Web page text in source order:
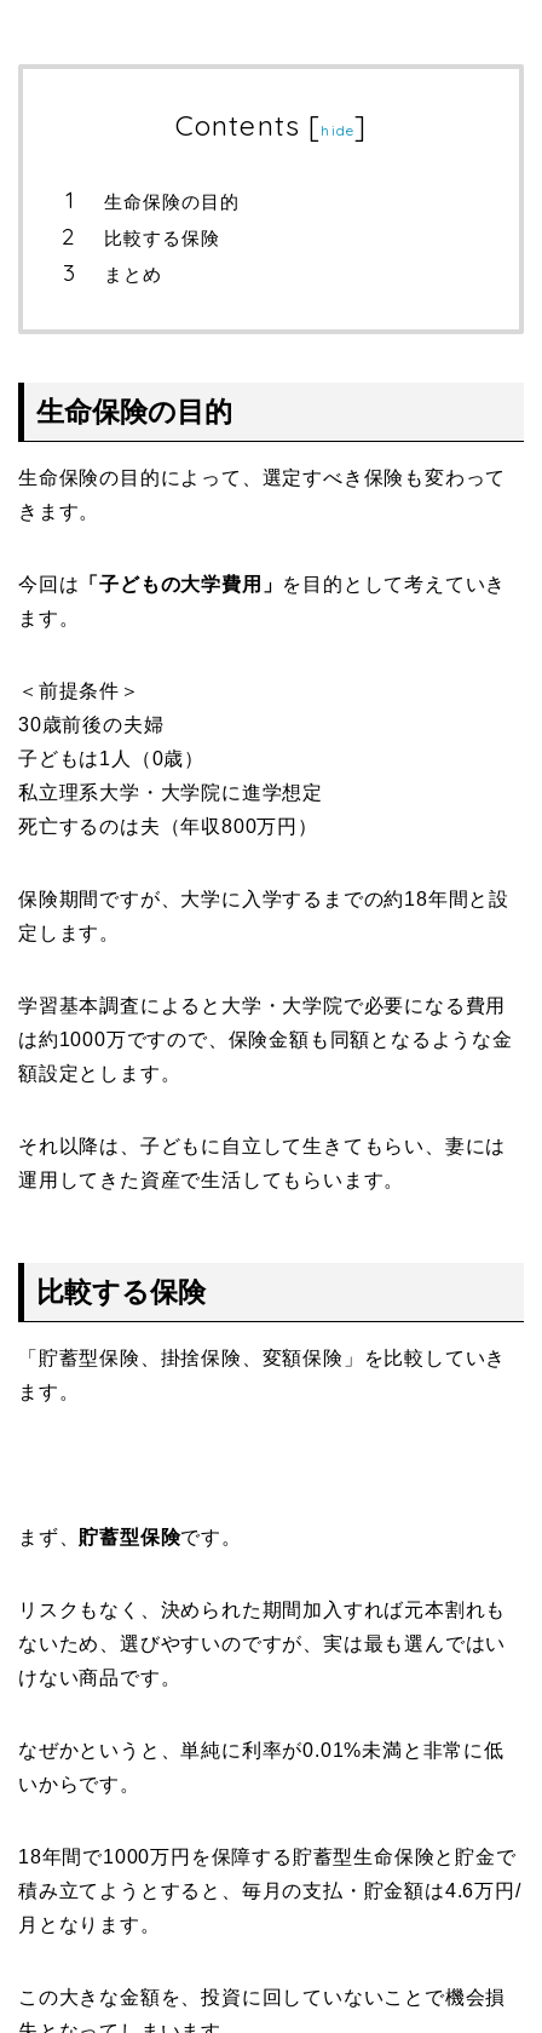
Contents [hide]
生命保険の目的
比較する保険
まとめ
生命保険の目的
生命保険の目的によって、選定すべき保険も変わって
きます。
今回は 「子どもの大学費用」 を目的として考えていき
ます。
＜前提条件＞
30歳前後の夫婦
子どもは1人（0歳）
私立理系大学・大学院に進学想定
死亡するのは夫（年収800万円）
保険期間ですが、大学に入学するまでの約18年間と設
定します。
学習基本調査によると大学・大学院で必要になる費用
は約1000万ですので、保険金額も同額となるような金
額設定とします。
それ以降は、子どもに自立して生きてもらい、妻には
運用してきた資産で生活してもらいます。
比較する保険
「貯蓄型保険、掛捨保険、変額保険」を比較していき
ます。
まず、 貯蓄型保険です。
リスクもなく、決められた期間加入すれば元本割れも
ないため、選びやすいのですが、実は最も選んではい
けない商品です。
なぜかというと、単純に利率が0.01%未満と非常に低
いからです。
18年間で1000万円を保障する貯蓄型生命保険と貯金で
積み立てようとすると、毎月の支払・貯金額は4.6万円/
月となります。
この大きな金額を、投資に回していないことで機会損